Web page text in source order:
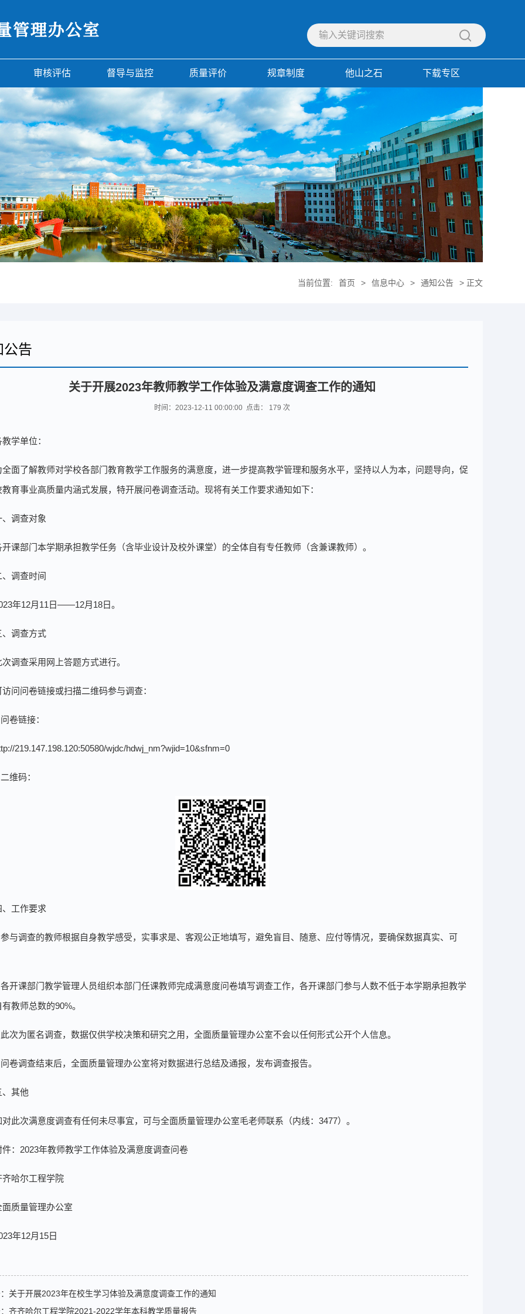
审核评估 督导与监控 质量评价 规章制度 他山之石 下载专区
当前位置: 首页 > 信息中心 > 通知公告 > 正文
公告
关于开展2023年教师教学工作体验及满意度调查工作的通知
时间：2023-12-11 00:00:00 点击： 179 次
学单位：
全面了解教师对学校各部门教育教学工作服务的满意度，进一步提高教学管理和服务水平，坚持以人为本，问题导向，促
育事业高质量内涵式发展，特开展问卷调查活动。现将有关工作要求通知如下：
、调查对象
开课部门本学期承担教学任务（含毕业设计及校外课堂）的全体自有专任教师（含兼课教师）。
、调查时间
年12月11日——12月18日。
、调查方式
次调查采用网上答题方式进行。
访问问卷链接或扫描二维码参与调查：
卷链接：
219.147.198.120:50580/wjdc/hdwj_nm?wjid=10&sfnm=0
维码：
、工作要求
与调查的教师根据自身教学感受，实事求是、客观公正地填写，避免盲目、随意、应付等情况，要确保数据真实、可
开课部门教学管理人员组织本部门任课教师完成满意度问卷填写调查工作，各开课部门参与人数不低于本学期承担教学
教师总数的90%。
次为匿名调查，数据仅供学校决策和研究之用，全面质量管理办公室不会以任何形式公开个人信息。
卷调查结束后，全面质量管理办公室将对数据进行总结及通报，发布调查报告。
、其他
对此次满意度调查有任何未尽事宜，可与全面质量管理办公室毛老师联系（内线：3477）。
件：2023年教师教学工作体验及满意度调查问卷
齐哈尔工程学院
面质量管理办公室
年12月15日
关于开展2023年在校生学习体验及满意度调查工作的通知
齐齐哈尔工程学院2021-2022学年本科教学质量报告